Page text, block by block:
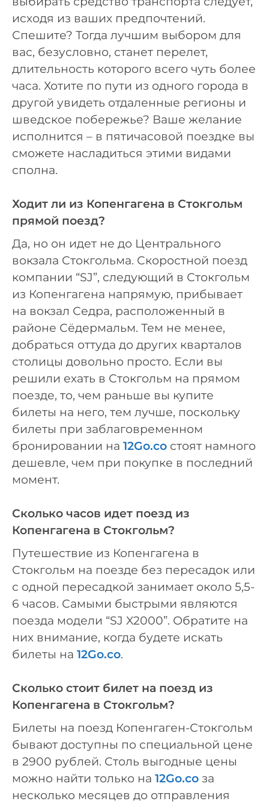
исходя из ваших предпочтений.
Спешите? Тогда лучшим выбором для
вас, безусловно, станет перелет,
длительность которого всего чуть более
часа. Хотите по пути из одного города в
другой увидеть отдаленные регионы и
шведское побережье? Ваше желание
исполнится – в пятичасовой поездке вы
сможете насладиться этими видами
сполна.
Ходит ли из Копенгагена в Стокгольм
прямой поезд?
Да, но он идет не до Центрального
вокзала Стокгольма. Скоростной поезд
компании “SJ”, следующий в Стокгольм
из Копенгагена напрямую, прибывает
на вокзал Седра, расположенный в
районе Сёдермальм. Тем не менее,
добраться оттуда до других кварталов
столицы довольно просто. Если вы
решили ехать в Стокгольм на прямом
поезде, то, чем раньше вы купите
билеты на него, тем лучше, поскольку
билеты при заблаговременном
бронировании на 12Go.co стоят намного
дешевле, чем при покупке в последний
момент.
Сколько часов идет поезд из
Копенгагена в Стокгольм?
Путешествие из Копенгагена в
Стокгольм на поезде без пересадок или
с одной пересадкой занимает около 5,5-
6 часов. Самыми быстрыми являются
поезда модели “SJ X2000”. Обратите на
них внимание, когда будете искать
билеты на 12Go.co.
Сколько стоит билет на поезд из
Копенгагена в Стокгольм?
Билеты на поезд Копенгаген-Стокгольм
бывают доступны по специальной цене
в 2900 рублей. Столь выгодные цены
можно найти только на 12Go.co за
несколько месяцев до отправления